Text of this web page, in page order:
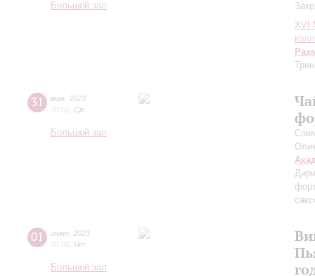
Большой зал
XVI
31 мая 2023
20:00 Ср
Большой зал
01 июня 2023
20:00 Чт
Большой зал